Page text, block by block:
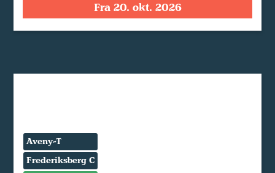
Fra 20. okt. 2026
Aveny-T
Frederiksberg C